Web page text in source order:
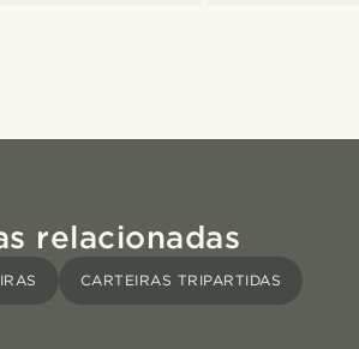
relacionadas
CARTEIRAS TRIPARTIDAS